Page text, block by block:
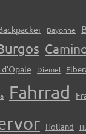
Bayonne
Diemel
Fahrrad
Holland